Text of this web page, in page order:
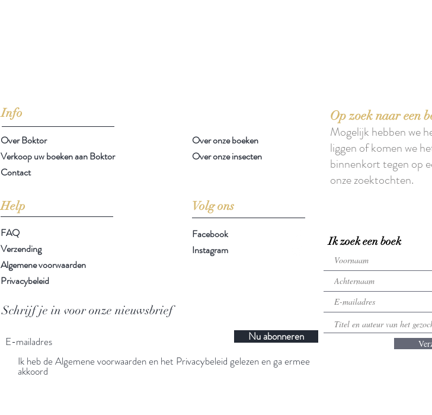
Info
Over Boktor
Verkoop uw boeken aan Boktor
Contact
Help Volg ons
Op zoek naar een
Mogelijk hebben we
liggen of komen we
binnenkort tegen op
onze zoektochten.
FAQ
Verzending
Algemene voorwaarden
Privacybeleid
Facebook
Instagram
Schrijf je in voor onze nieuwsbrief
Nu abonneren
Ik heb de Algemene voorwaarden en het Privacybeleid gelezen en ga ermee
akkoord
Ik zoek een boek
Over onze boeken
Over onze insecten